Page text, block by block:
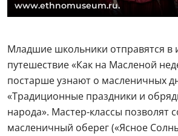
www.ethnomuseum.ru.
Младшие школьники отправятся в
путешествие «Как на Масленой
постарше узнают о масленичных
«Традиционные праздники и
народа». Мастер-классы позволят
масленичный оберег («Ясное